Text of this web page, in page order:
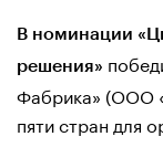
В номинации
решения»
Фабрика» (ООО
пяти стран для